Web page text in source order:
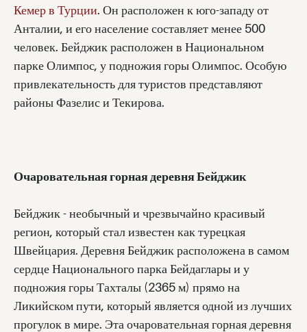
Кемер в Турции. Он расположен к юго-западу от
Анталии, и его население составляет менее 500
человек. Бейджик расположен в Национальном
парке Олимпос, у подножия горы Олимпос. Особую
привлекательность для туристов представляют
районы Фазелис и Текирова.
Очаровательная горная деревня Бейджик
Бейджик - необычный и чрезвычайно красивый
регион, который стал известен как турецкая
Швейцария. Деревня Бейджик расположена в самом
сердце Национального парка Бейдаглары и у
подножия горы Тахталы (2365 м) прямо на
Ликийском пути, который является одной из лучших
прогулок в мире. Эта очаровательная горная деревня